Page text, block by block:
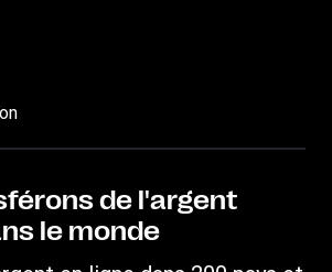
confidentialité en ligne
les cookies
de l'argent
le monde